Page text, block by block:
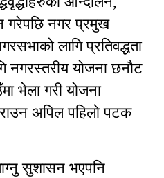
गरेपछि नगर प्रमुख
लागि प्रतिवद्धता
नगरस्तरीय योजना छनौट
भेला गरी योजना
अपिल पहिलो पटक
सुशासन भएपनि